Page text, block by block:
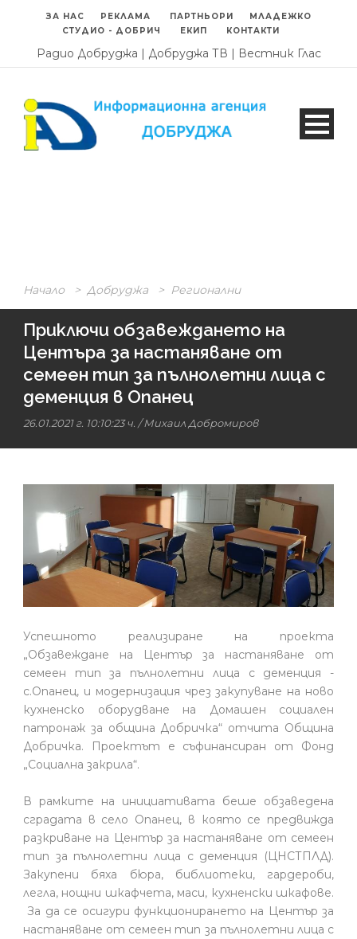
ЗА НАС РЕКЛАМА ПАРТНЬОРИ
МЛАДЕЖКО
СТУДИО - ДОБРИЧ
ЕКИП КОНТАКТИ
Радио Добруджа | Добруджа ТВ | Вестник Глас
Начало > Добруджа > Регионални
Приключи обзавеждането на
Центъра за настаняване от
семеен тип за пълнолетни лица с
деменция в Опанец
26.01.2021 г. 10:10:23 ч. /Михаил Добромиров
Успешното реализиране на проекта
„Обзавеждане на Център за настаняване от
семеен тип за пълнолетни лица с деменция -
с.Опанец, и модернизация чрез закупуване на ново
кухненско оборудване на Домашен социален
патронаж за община Добричка“ отчита Община
Добричка. Проектът е съфинансиран от Фонд
„Социална закрила“.
В рамките на инициативата беше обзаведена
сградата в село Опанец, в която се предвижда
разкриване на Център за настаняване от семеен
тип за пълнолетни лица с деменция (ЦНСТПЛД).
Закупени бяха бюра, библиотеки, гардероби,
легла, нощни шкафчета, маси, кухненски шкафове.
За да се осигури функционирането на Център за
настаняване от семеен тип за пълнолетни лица с